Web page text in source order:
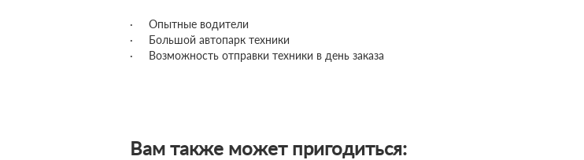
· Опытные водители
· Большой автопарк техники
· Возможность отправки техники в день заказа
Вам также может пригодиться: